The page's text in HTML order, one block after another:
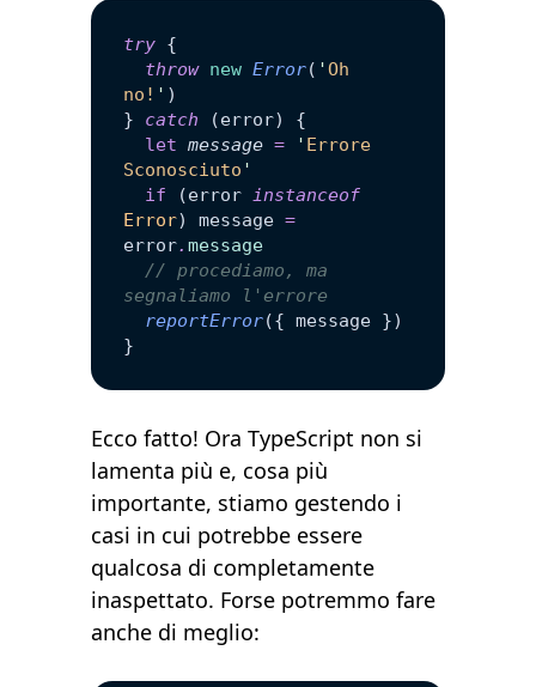
try {
  throw
new Error( 'Oh
no! ' )
} catch (error) {
  let
message = ' Errore
Sconosciuto '
  if
(error instanceof
Error) message =
error.message
segnaliamo l'errore
  reportError
({ message })
}
Ecco fatto! Ora TypeScript non si
lamenta più e, cosa più
importante, stiamo gestendo i
casi in cui potrebbe essere
qualcosa di completamente
inaspettato. Forse potremmo fare
anche di meglio: